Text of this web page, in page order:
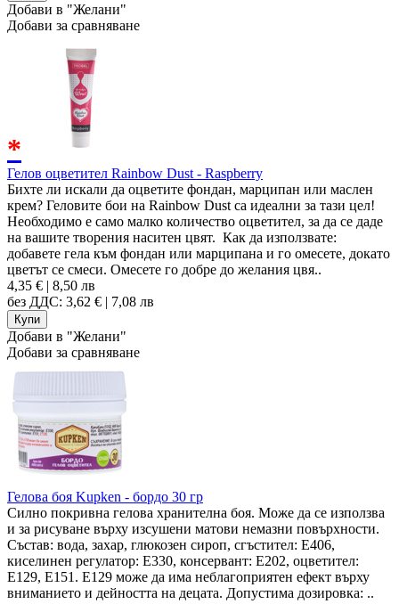
Добави в "Желани"
Добави за сравняване
*
Гелов оцветител Rainbow Dust - Raspberry
Бихте ли искали да оцветите фондан, марципан или маслен
крем? Геловите бои на Rainbow Dust са идеални за тази цел!
Необходимо е само малко количество оцветител, за да се даде
на вашите творения наситен цвят. Как да използвате:
добавете гела към фондан или марципана и го омесете, докато
цветът се смеси. Омесете го добре до желания цвя..
4,35 € | 8,50 лв
без ДДС: 3,62 € | 7,08 лв
Добави в "Желани"
Добави за сравняване
Гелова боя Kupken - бордо 30 гр
Силно покривна гелова хранителна боя. Може да се използва
и за рисуване върху изсушени матови немазни повърхности.
Състав: вода, захар, глюкозен сироп, сгъстител: Е406,
киселинен регулатор: Е330, консервант: Е202, оцветител:
Е129, Е151. Е129 може да има неблагоприятен ефект върху
вниманието и дейността на децата. Допустима дозировка: ..